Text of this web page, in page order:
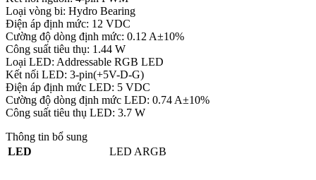
Loại vòng bi: Hydro Bearing
Điện áp định mức: 12 VDC
Cường độ dòng định mức: 0.12 A±10%
Công suất tiêu thụ: 1.44 W
Loại LED: Addressable RGB LED
Kết nối LED: 3-pin(+5V-D-G)
Điện áp định mức LED: 5 VDC
Cường độ dòng định mức LED: 0.74 A±10%
Công suất tiêu thụ LED: 3.7 W
Thông tin bổ sung
LED
LED ARGB